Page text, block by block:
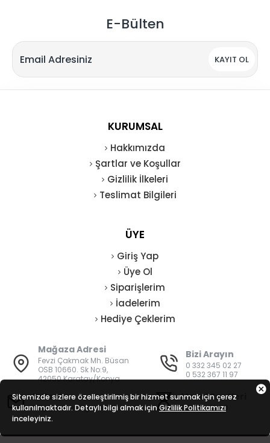
E-Bülten
KAYIT OL
KURUMSAL
Hakkımızda
Şartlar ve Koşullar
Gizlilik İlkeleri
Teslimat Bilgileri
ÜYE
Giriş Yap
Üye Ol
Siparişlerim
İadelerim
Hediye Çeklerim
Mağaza Adresi
Fevzi Çakmak Mh. Büsan
OSB 10660. Sk No:9,
42050 Karatay/Konya
Bizi Arayın
0 332 345 02 27
0 532 367 11 97
E-Posta
bilgi@vatanisguvenligi.com
Mesai Saatleri
08:00 - 19:00
Sitemizde sizlere özelleştirilmiş bir hizmet sunmak için çerez
kullanılmaktadır. Detaylı bilgi almak için Gizlilik Politikamızı
inceleyiniz.